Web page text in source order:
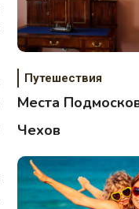
Путешествия
Места
Чехов